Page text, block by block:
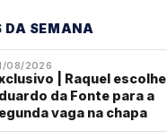
DA SEMANA
08/2026
| Raquel escolhe
da Fonte para a
vaga na chapa